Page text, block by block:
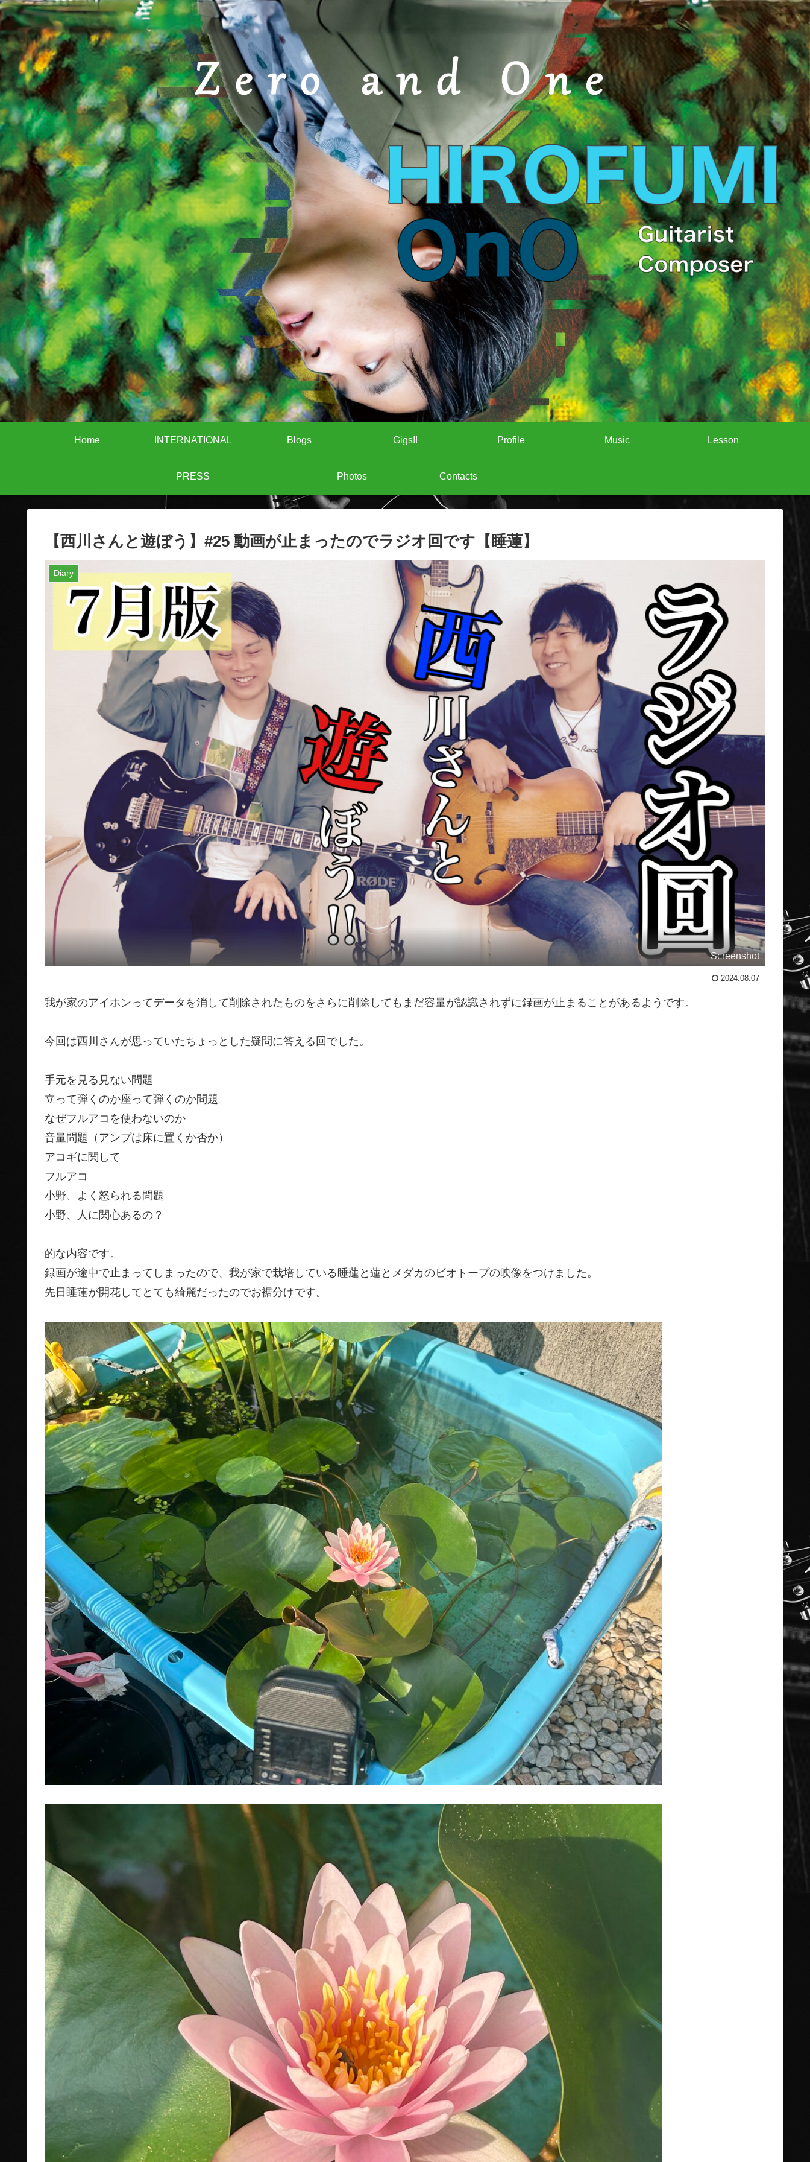
Home INTERNATIONAL
PRESS
Blogs Gigs!! Profile Music Lesson
Photos Contacts
【西川さんと遊ぼう】#25 動画が止まったのでラジオ回です【睡蓮】
Diary
Screenshot
2024.08.07
我が家のアイホンってデータを消して削除されたものをさらに削除してもまだ容量が認識されずに録画が止まることがあるようです。
今回は西川さんが思っていたちょっとした疑問に答える回でした。
手元を見る見ない問題
立って弾くのか座って弾くのか問題
なぜフルアコを使わないのか
音量問題（アンプは床に置くか否か）
アコギに関して
フルアコ
小野、よく怒られる問題
小野、人に関心あるの？
的な内容です。
録画が途中で止まってしまったので、我が家で栽培している睡蓮と蓮とメダカのビオトープの映像をつけました。
先日睡蓮が開花してとても綺麗だったのでお裾分けです。